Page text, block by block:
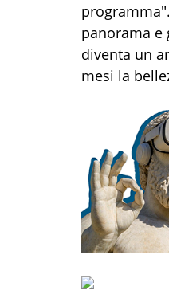
panorama e
diventa un
mesi la